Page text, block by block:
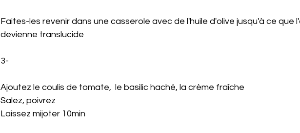
Faites-les revenir dans une casserole avec de l'huile d'olive jusqu'à ce que
devienne translucide
3-
Ajoutez le coulis de tomate,  le basilic haché, la crème fraîche
Salez, poivrez
Laissez mijoter 10min